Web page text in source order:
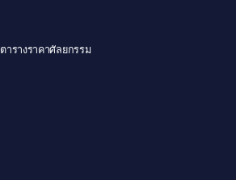
ตารางราคาศัลยกรรม